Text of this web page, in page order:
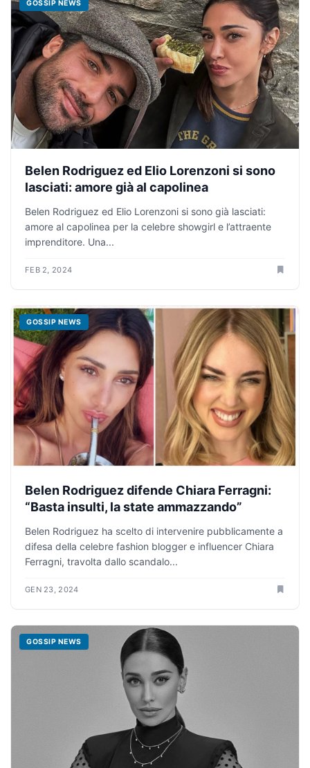
GOSSIP NEWS
Belen Rodriguez ed Elio Lorenzoni si sono
lasciati: amore già al capolinea
Belen Rodriguez ed Elio Lorenzoni si sono già lasciati:
amore al capolinea per la celebre showgirl e l’attraente
imprenditore. Una...
FEB 2, 2024
GOSSIP NEWS
Belen Rodriguez difende Chiara Ferragni:
“Basta insulti, la state ammazzando”
Belen Rodriguez ha scelto di intervenire pubblicamente a
difesa della celebre fashion blogger e influencer Chiara
Ferragni, travolta dallo scandalo...
GEN 23, 2024
GOSSIP NEWS